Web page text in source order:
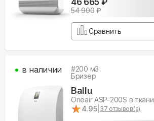
54 900₽
Сравнить
#200 м3
Бризер
Ballu
Oneair ASP-200S в ткани
★
★4.95 37 отзывов(а)
в наличии